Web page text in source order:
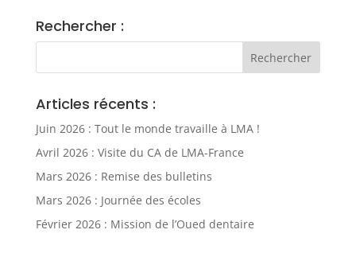
Rechercher :
Articles récents :
Juin 2026 : Tout le monde travaille à LMA !
Avril 2026 : Visite du CA de LMA-France
Mars 2026 : Remise des bulletins
Mars 2026 : Journée des écoles
Février 2026 : Mission de l’Oued dentaire